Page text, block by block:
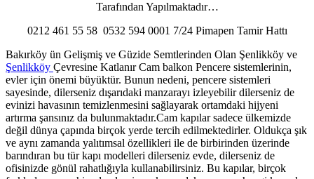
Tarafından Yapılmaktadır…
0212 461 55 58 0532 594 0001 7/24 Pimapen Tamir Hattı
Bakırköy ün Gelişmiş ve Güzide Semtlerinden Olan Şenlikköy ve
Şenlikköy Çevresine Katlanır Cam balkon Pencere sistemlerinin,
evler için önemi büyüktür. Bunun nedeni, pencere sistemleri
sayesinde, dilerseniz dışarıdaki manzarayı izleyebilir dilerseniz de
evinizi havasının temizlenmesini sağlayarak ortamdaki hijyeni
artırma şansınız da bulunmaktadır.Cam kapılar sadece ülkemizde
değil dünya çapında birçok yerde tercih edilmektedirler. Oldukça şık
ve aynı zamanda yalıtımsal özellikleri ile de birbirinden üzerinde
barındıran bu tür kapı modelleri dilerseniz evde, dilerseniz de
ofisinizde gönül rahatlığıyla kullanabilirsiniz. Bu kapılar, birçok